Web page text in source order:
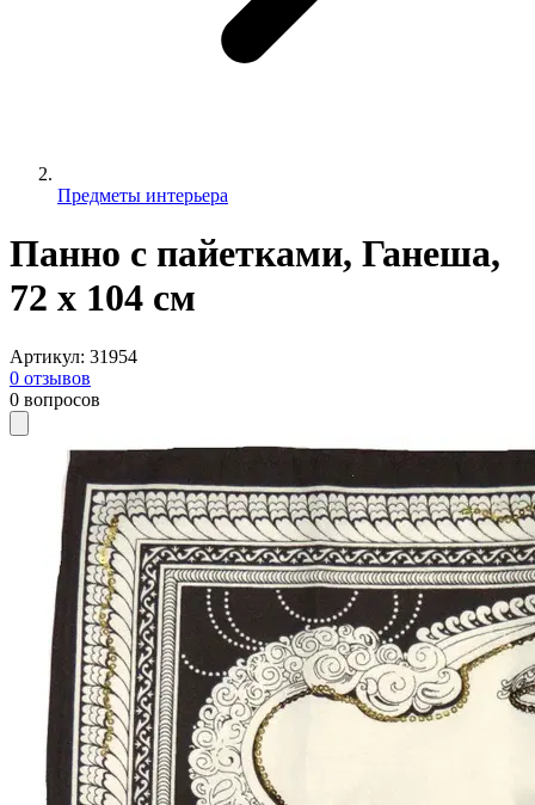
Предметы интерьера
Панно с пайетками, Ганеша,
72 х 104 см
Артикул: 31954
0 отзывов
0 вопросов